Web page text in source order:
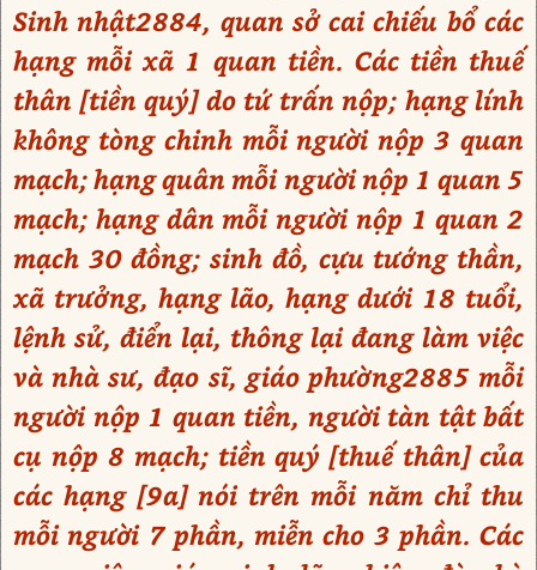
Sinh nhật2884, quan sở cai chiếu bổ các
hạng mỗi xã 1 quan tiền. Các tiền thuế
thân [tiền quý] do tứ trấn nộp; hạng lính
không tòng chinh mỗi người nộp 3 quan
mạch; hạng quân mỗi người nộp 1 quan 5
mạch; hạng dân mỗi người nộp 1 quan 2
mạch 30 đồng; sinh đồ, cựu tướng thần,
xã trưởng, hạng lão, hạng dưới 18 tuổi,
lệnh sử, điển lại, thông lại đang làm việc
và nhà sư, đạo sĩ, giáo phường2885 mỗi
người nộp 1 quan tiền, người tàn tật bất
cụ nộp 8 mạch; tiền quý [thuế thân] của
các hạng [9a] nói trên mỗi năm chỉ thu
mỗi người 7 phần, miễn cho 3 phần. Các